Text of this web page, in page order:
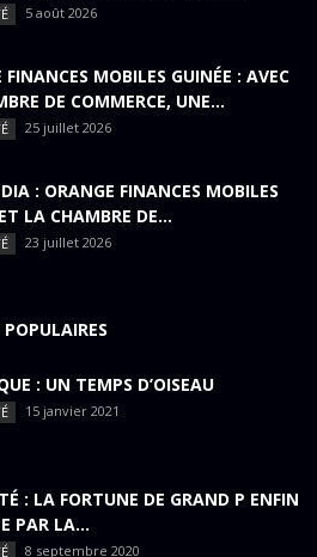
5 août 2026
FINANCES MOBILES GUINÉE : AVEC
DE COMMERCE, UNE...
25 juillet 2026
: ORANGE FINANCES MOBILES
LA CHAMBRE DE...
23 juillet 2026
: UN TEMPS D’OISEAU
15 janvier 2021
: LA FORTUNE DE GRAND P ENFIN
PAR LA...
8 septembre 2020